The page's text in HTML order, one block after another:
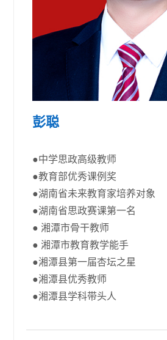
彭聪
●中学思政高级教师
●教育部优秀课例奖
●湖南省未来教育家培养对象
●湖南省思政赛课第一名
● 湘潭市骨干教师
● 湘潭市教育教学能手
●湘潭县第一届杏坛之星
●湘潭县优秀教师
●湘潭县学科带头人